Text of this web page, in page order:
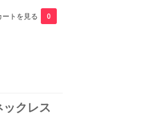
ートを見る 0
クレス